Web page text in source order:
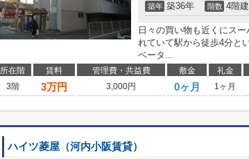
築年 築36年 階数 4階建
日々の買い物も近くにス
れていて駅から徒歩4分と
ベータ...
所在階 賃料 管理費・共益費 敷金 礼金
3階
3万円 3,000円 0ヶ月 1ヶ月
ハイツ菱屋（河内小阪賃貸）